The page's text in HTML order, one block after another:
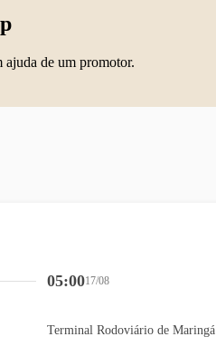
ajuda de um promotor.
05:0017/08
Terminal Rodoviário de Maringá